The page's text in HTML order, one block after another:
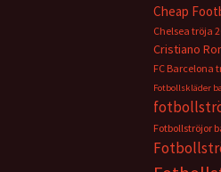
Cheap
Chelsea tröja
Cristiano
FC Barcelona
Fotbollskläder
Fotbollströjor